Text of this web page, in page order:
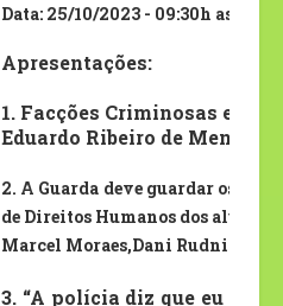
Data: 25/10/2023 - 09:30h as
Apresentações:
1. Facções Criminosas em
Eduardo Ribeiro de Menezes
2. A Guarda deve guardar os
de Direitos Humanos dos alunos
Marcel Moraes,Dani Rudnicki
3. “A polícia diz que eu já